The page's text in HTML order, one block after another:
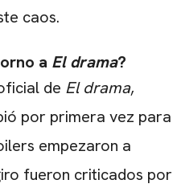
caos.
a El drama?
de El drama,
por primera vez para
empezaron a
fueron criticados por